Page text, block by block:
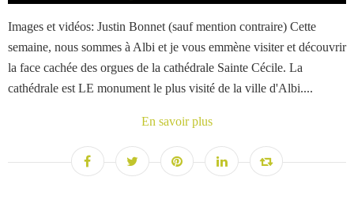
Images et vidéos: Justin Bonnet (sauf mention contraire) Cette
semaine, nous sommes à Albi et je vous emmène visiter et découvrir
la face cachée des orgues de la cathédrale Sainte Cécile. La
cathédrale est LE monument le plus visité de la ville d'Albi....
En savoir plus